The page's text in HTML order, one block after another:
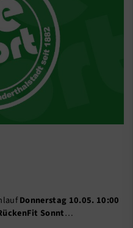
Donnerstag 10.05. 10:00
Sonnt…